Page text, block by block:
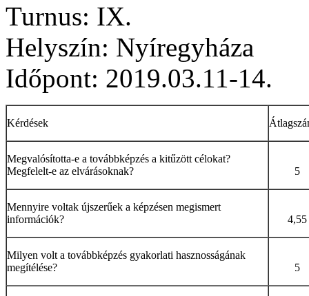
Turnus: IX.
Helyszín: Nyíregyháza
Időpont: 2019.03.11-14.
Kérdések
Megvalósította-e a továbbképzés a kitűzött célokat?
Megfelelt-e az elvárásoknak?
5
Mennyire voltak újszerűek a képzésen megismert
információk?
4,55
Milyen volt a továbbképzés gyakorlati hasznosságának
megítélése?
5